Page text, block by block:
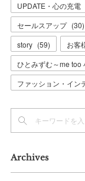
UPDATE・心の充電
セールスアップ (30)
story (59) お客
ひとみずむ～me too
ファッション・イン
Archives